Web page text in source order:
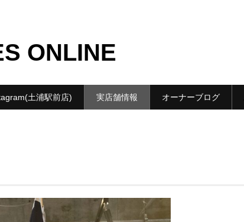
ONLINE
土浦駅前店) 実店舗情報 オーナーブログ